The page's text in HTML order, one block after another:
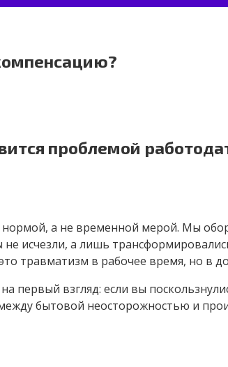
проблемой
а не временной мерой. Мы
исчезли, а лишь
травматизм в рабочее время, но в
взгляд: если вы
бытовой неосторожностью и